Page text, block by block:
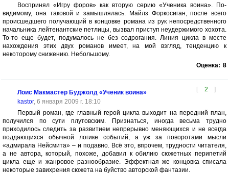
Воспринял «Игру форов» как вторую серию «Ученика воина». По-
видимому, она таковой и замышлялась. Майлз Форкосиган, после всего
происшедшего получающий в концовке романа из рук непосредственного
начальника лейтенантские петлицы, вызвал приступ неудержимого хохота.
То-то еще будет, подумалось не без содрогания. Линия цикла в месте
нахождения этих двух романов имеет, на мой взгляд, тенденцию к
некоторому снижению. Небольшому.
Оценка: 8
[ 2 ]
Лоис Макмастер Буджолд «Ученик воина»
kastor, 6 января 2009 г. 18:10
Первый роман, где главный герой цикла выходит на передний план,
получился по сути плутовским. Признаться, иногда весьма трудно
приходилось следить за развитием непрерывно меняющихся и не всегда
поддающихся обычной логике событий, а уж за поворотами мысли
«адмирала Нейсмита» – и подавно. Всё это, впрочем, трудности читателя,
а не автора, который, похоже, добавил к обилию сюжетных перипетий
цикла еще и жанровое разнообразие. Эффектная же концовка списала
некоторые завихрения сюжета на буйство авторской фантазии.